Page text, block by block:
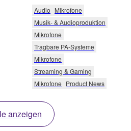
Audio Mikrofone
Musik- & Audioproduktion
Mikrofone
Tragbare PA-Systeme
Mikrofone
Streaming & Gaming
Mikrofone Product News
anzeigen